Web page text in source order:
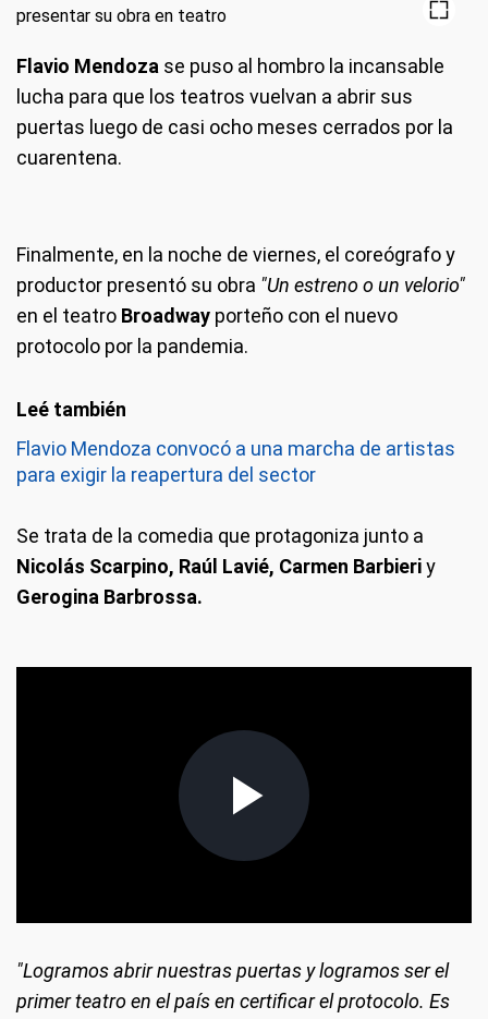
Flavio Mendoza se puso al hombro la incansable
lucha para que los teatros vuelvan a abrir sus
puertas luego de casi ocho meses cerrados por la
cuarentena.
Finalmente, en la noche de viernes, el coreógrafo y
productor presentó su obra "Un estreno o un velorio"
en el teatro Broadway porteño con el nuevo
protocolo por la pandemia.
Flavio Mendoza convocó a una marcha de artistas
para exigir la reapertura del sector
Se trata de la comedia que protagoniza junto a
Nicolás Scarpino, Raúl Lavié, Carmen Barbieriy
Gerogina Barbrossa.
"Logramos abrir nuestras puertas y logramos ser el
primer teatro en el país en certificar el protocolo. Es